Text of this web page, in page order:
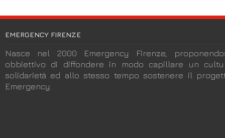
EMERGENCY FIRENZE
Nasce nel 2000 Emergency Firenze,
obbiettivo di diffondere in modo capillare un
solidarietà ed allo stesso tempo sostenere il
Emergency.